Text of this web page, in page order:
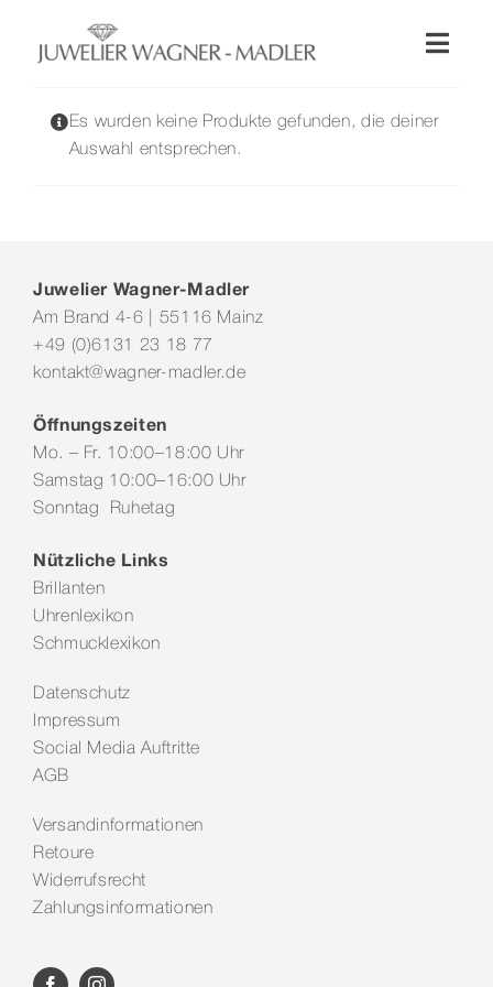
springen
Wellendorff
Service & Leistungen
Es wurden keine Produkte gefunden, die deiner
Auswahl entsprechen.
Juwelier Wagner-Madler
Am Brand 4-6 | 55116 Mainz
+49 (0)6131 23 18 77
kontakt@wagner-madler.de
Öffnungszeiten
Mo. – Fr. 10:00–18:00 Uhr
Samstag 10:00–16:00 Uhr
Sonntag Ruhetag
Nützliche Links
Brillanten
Uhrenlexikon
Schmucklexikon
Datenschutz
Impressum
Social Media Auftritte
AGB
Versandinformationen
Retoure
Widerrufsrecht
Zahlungsinformationen